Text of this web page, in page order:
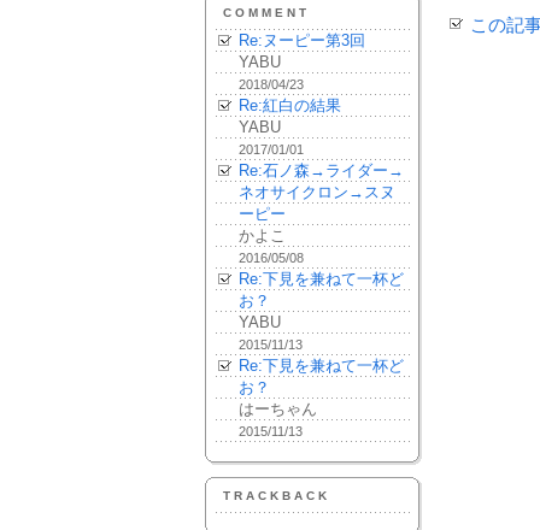
COMMENT
Re:ヌーピー第3回
YABU
2018/04/23
Re:紅白の結果
YABU
2017/01/01
Re:石ノ森→ライダー→
ネオサイクロン→スヌ
ーピー
かよこ
2016/05/08
Re:下見を兼ねて一杯ど
お？
YABU
2015/11/13
Re:下見を兼ねて一杯ど
お？
はーちゃん
2015/11/13
TRACKBACK
この記